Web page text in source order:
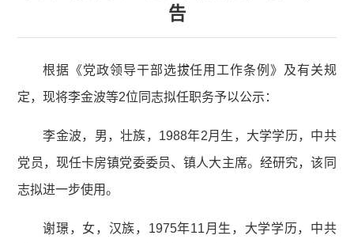
告
根据《党政领导干部选拔任用工作条例》及有关规
定，现将李金波等2位同志拟任职务予以公示：
李金波，男，壮族，1988年2月生，大学学历，中共
党员，现任卡房镇党委委员、镇人大主席。经研究，该同
志拟进一步使用。
谢璟，女，汉族，1975年11月生，大学学历，中共